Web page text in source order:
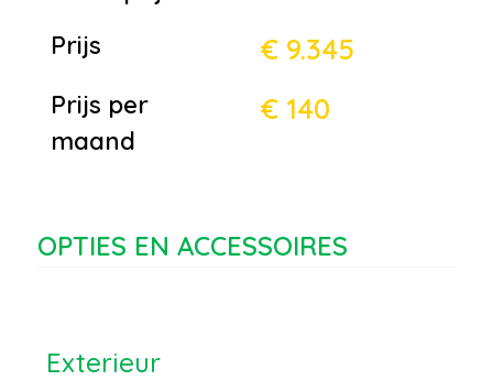
Prijs
€ 9.345
Prijs per
maand
€ 140
OPTIES EN ACCESSOIRES
Exterieur